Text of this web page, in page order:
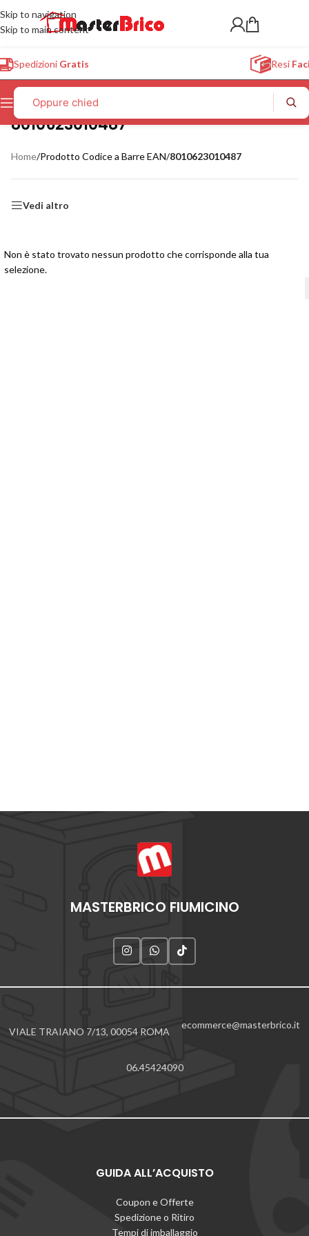
Skip to navigation
Skip to main content
Spedizioni Gratis Resi
8010623010487
Home/Prodotto Codice a Barre EAN/8010623010487
Vedi altro
Non è stato trovato nessun prodotto che corrisponde alla tua
selezione.
MASTERBRICO FIUMICINO
VIALE TRAIANO 7/13, 00054 ROMA
ecommerce@masterbrico.it
06.45424090
GUIDA ALL’ACQUISTO
Coupon e Offerte
Spedizione o Ritiro
Tempi di imballaggio